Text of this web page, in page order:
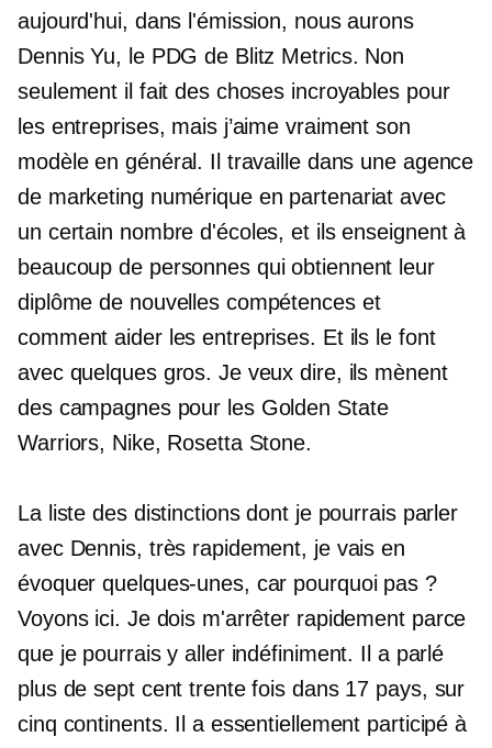
aujourd'hui, dans l'émission, nous aurons
Dennis Yu, le PDG de Blitz Metrics. Non
seulement il fait des choses incroyables pour
les entreprises, mais j’aime vraiment son
modèle en général. Il travaille dans une agence
de marketing numérique en partenariat avec
un certain nombre d'écoles, et ils enseignent à
beaucoup de personnes qui obtiennent leur
diplôme de nouvelles compétences et
comment aider les entreprises. Et ils le font
avec quelques gros. Je veux dire, ils mènent
des campagnes pour les Golden State
Warriors, Nike, Rosetta Stone.
La liste des distinctions dont je pourrais parler
avec Dennis, très rapidement, je vais en
évoquer quelques-unes, car pourquoi pas ?
Voyons ici. Je dois m'arrêter rapidement parce
que je pourrais y aller indéfiniment. Il a parlé
plus de sept cent trente fois dans 17 pays, sur
cinq continents. Il a essentiellement participé à